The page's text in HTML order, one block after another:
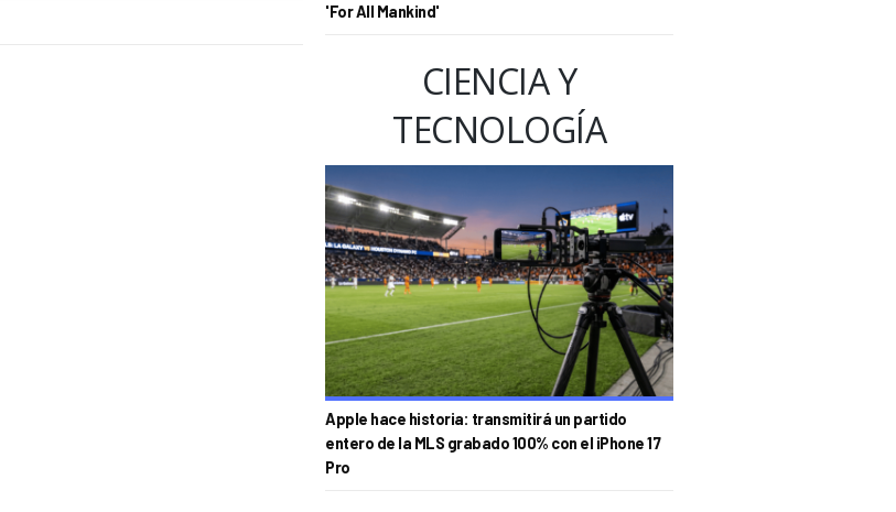
'For All Mankind'
CIENCIA Y
TECNOLOGÍA
Apple hace historia: transmitirá un partido
entero de la MLS grabado 100% con el iPhone 17
Pro